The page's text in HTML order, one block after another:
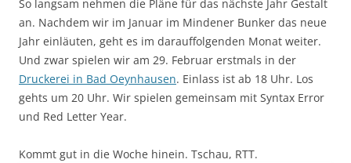
So langsam nehmen die Pläne für das nächste Jahr Gestalt
an. Nachdem wir im Januar im Mindener Bunker das neue
Jahr einläuten, geht es im darauffolgenden Monat weiter.
Und zwar spielen wir am 29. Februar erstmals in der
Druckerei in Bad Oeynhausen. Einlass ist ab 18 Uhr. Los
gehts um 20 Uhr. Wir spielen gemeinsam mit Syntax Error
und Red Letter Year.
Kommt gut in die Woche hinein. Tschau, RTT.